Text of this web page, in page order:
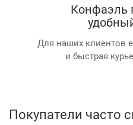
Конфаэль
Для наших клиентов
и быстрая
Покупатели часто